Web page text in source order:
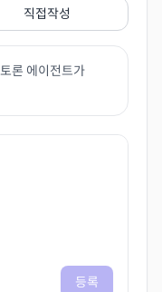
직접작성
론 에이전트가
등록